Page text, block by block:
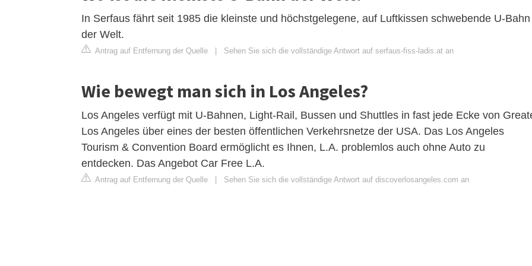
In Serfaus fährt seit 1985 die kleinste und höchstgelegene, auf Luftkissen schwebende U-Bahn
der Welt.
Antrag auf Entfernung der Quelle | Sehen Sie sich die vollständige Antwort auf serfaus-fiss-ladis.at an
Wie bewegt man sich in Los Angeles?
Los Angeles verfügt mit U-Bahnen, Light-Rail, Bussen und Shuttles in fast jede Ecke von
Los Angeles über eines der besten öffentlichen Verkehrsnetze der USA. Das Los Angeles
Tourism & Convention Board ermöglicht es Ihnen, L.A. problemlos auch ohne Auto zu
entdecken. Das Angebot Car Free L.A.
Antrag auf Entfernung der Quelle | Sehen Sie sich die vollständige Antwort auf discoverlosangeles.com an